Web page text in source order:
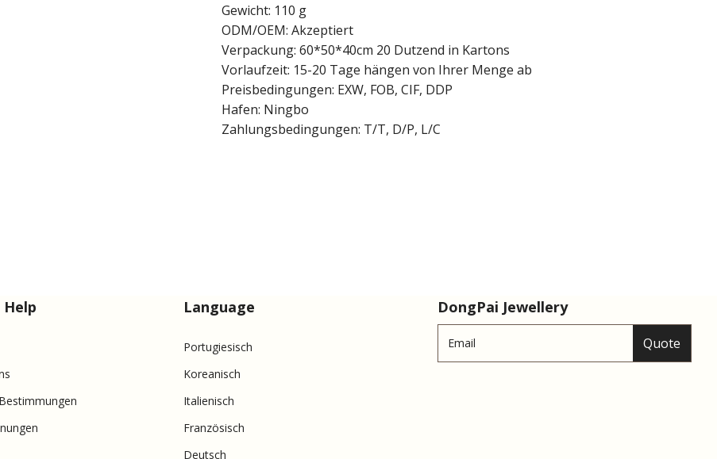
Gewicht: 110 g
ODM/OEM: Akzeptiert
Verpackung: 60*50*40cm 20 Dutzend in Kartons
Vorlaufzeit: 15-20 Tage hängen von Ihrer Menge ab
Preisbedingungen: EXW, FOB, CIF, DDP
Hafen: Ningbo
Zahlungsbedingungen: T/T, D/P, L/C
Language
Portugiesisch
Koreanisch
Italienisch
Französisch
Deutsch
DongPai Jewellery
Quote